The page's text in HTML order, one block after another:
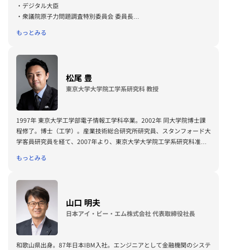
・デジタル大臣
・衆議院原子力問題調査特別委員会 委員長
・自民党新しい資本主義実行本部 幹事長
・ｗｅｂ３プロジェクトチーム 座長
・ＡＩの進化と実装に関するPT 座長
・フュージョンエネルギーPT 座長
・自民党東京都支部連合会 政調会長
もっとみる
松尾 豊
東京大学大学院工学系研究科 教授
1997年 東京大学工学部電子情報工学科卒業。2002年 同大学院博士課
程修了。博士（工学）。産業技術総合研究所研究員、スタンフォード大
学客員研究員を経て、2007年より、東京大学大学院工学系研究科准教
イニング。人工知能学会からは論文賞（2002年）、創立20周年記念事
年）の各賞を受賞。2020-2022年、人工知能学会、情報処理学会理事。
2017年より日本ディープラーニング協会理事長。2019年よりソフトバ
ンクグループ社外取締役。2021年より新しい資本主義実現会議 有識者
構成員。2023年よりAI戦略会議座長。2024年よりAI制度研究会座長。
2024年より一般社団法人AIロボット協会理事。2025年よりパナソニッ
ク ホールディングス株式会社 社外取締役。
もっとみる
山口 明夫
日本アイ・ビー・エム株式会社 代表取締役社長
和歌山県出身。87年日本IBM入社。エンジニアとして金融機関のシステ